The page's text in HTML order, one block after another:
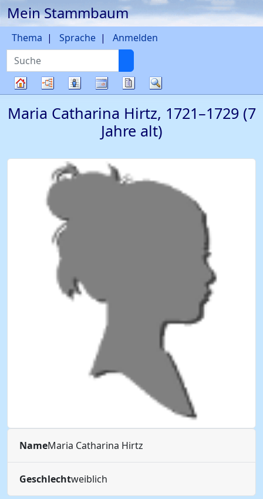
Weiter zu Hauptseite
Mein Stammbaum
Suche
Thema Sprache Anmelden
Diagramme
Listen KalenderBerichte
Maria Catharina Hirtz, 1721–1729 (7
Jahre alt)
NameMaria Catharina Hirtz
Geschlechtweiblich